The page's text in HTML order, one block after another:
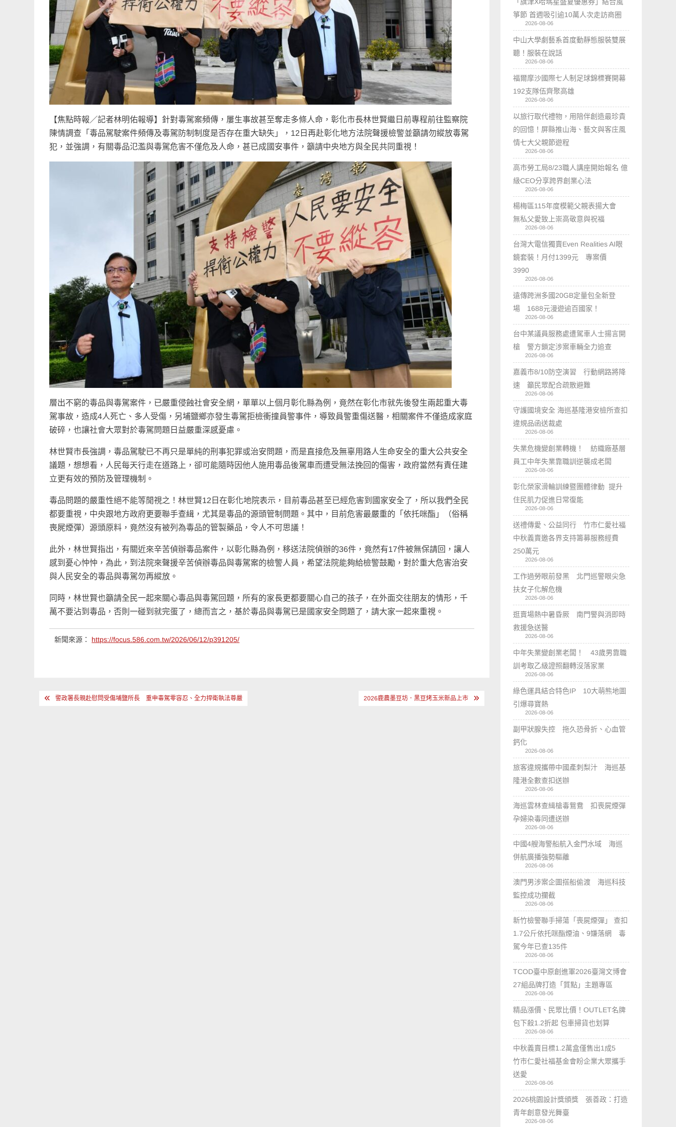
【焦點時報／記者林明佑報導】針對毒駕案頻傳，屢生事故甚至奪走多條人命，彰化市長林世賢繼日前專程前往監察院
陳情調查「毒品駕駛案件頻傳及毒駕防制制度是否存在重大缺失」，12日再赴彰化地方法院聲援檢警並籲請勿縱放毒駕
犯，並強調，有關毒品氾濫與毒駕危害不僅危及人命，甚已成國安事件，籲請中央地方與全民共同重視！
層出不窮的毒品與毒駕案件，已嚴重侵蝕社會安全網，單單以上個月彰化縣為例，竟然在彰化市就先後發生兩起重大毒
駕事故，造成4人死亡、多人受傷，另埔鹽鄉亦發生毒駕拒檢衝撞員警事件，導致員警重傷送醫，相關案件不僅造成家庭
破碎，也讓社會大眾對於毒駕問題日益嚴重深感憂慮。
林世賢市長強調，毒品駕駛已不再只是單純的刑事犯罪或治安問題，而是直接危及無辜用路人生命安全的重大公共安全
議題，想想看，人民每天行走在道路上，卻可能隨時因他人施用毒品後駕車而遭受無法挽回的傷害，政府當然有責任建
立更有效的預防及管理機制。
毒品問題的嚴重性絕不能等閒視之！林世賢12日在彰化地院表示，目前毒品甚至已經危害到國家安全了，所以我們全民
都要重視，中央跟地方政府更要聯手查緝，尤其是毒品的源頭管制問題。其中，目前危害最嚴重的「依托咪酯」（俗稱
喪屍煙彈）源頭原料，竟然沒有被列為毒品的管製藥品，令人不可思議！
此外，林世賢指出，有關近來辛苦偵辦毒品案件，以彰化縣為例，移送法院偵辦的36件，竟然有17件被無保請回，讓人
感到憂心忡忡，為此，到法院來聲援辛苦偵辦毒品與毒駕案的檢警人員，希望法院能夠給檢警鼓勵，對於重大危害治安
與人民安全的毒品與毒駕勿再縱放。
同時，林世賢也籲請全民一起來關心毒品與毒駕回題，所有的家長更都要關心自己的孩子，在外面交往朋友的情形，千
萬不要沾到毒品，否則一碰到就完蛋了，總而言之，基於毒品與毒駕已是國家安全問題了，請大家一起來重視。
新聞來源： https://focus.586.com.tw/2026/06/12/p391205/
文 警政署長親赴慰問受傷埔鹽所長 重申毒駕零容忍、全力捍衛執法尊嚴 2026鹿農墨豆坊．黑豆烤玉米新品上市
箏節 首週吸引逾10萬人次走訪商圈
2026-08-06
中山大學劇藝系首度動靜態服裝雙展
聽！服裝在說話
2026-08-06
福爾摩沙國際七人制足球錦標賽開幕
192支隊伍齊聚高雄
2026-08-06
以旅行取代禮物，用陪伴創造最珍貴
的回憶！屏縣推山海、藝文與客庄風
情七大父親節遊程
2026-08-06
高市勞工局8/23職人講座開始報名 億
級CEO分享跨界創業心法
2026-08-06
楊梅區115年度模範父親表揚大會
無私父愛致上崇高敬意與祝福
2026-08-06
台灣大電信獨賣Even Realities AI眼
鏡套裝！月付1399元 專案價
3990
2026-08-06
遠傳跨洲多國20GB定量包全新登
場 1688元漫遊逾百國家！
2026-08-06
台中某議員服務處遭駕車人士揚言開
槍 警方鎖定涉案車輛全力追查
2026-08-06
嘉義市8/10防空演習 行動網路將降
速 籲民眾配合疏散避難
2026-08-06
守護國境安全 海巡基隆港安檢所查扣
違規品函送裁處
2026-08-06
失業危機變創業轉機！ 紡織廠基層
員工中年失業靠職訓逆襲成老闆
2026-08-06
彰化榮家滑輪訓練暨團體律動 提升
住民肌力促進日常復能
2026-08-06
送禮傳愛、公益同行 竹市仁愛社福
中秋義賣邀各界支持籌募服務經費
250萬元
2026-08-06
工作過勞眼前發黑 北門巡警眼尖急
扶女子化解危機
2026-08-06
逛賣場熱中暑昏厥 南門警與消即時
救援急送醫
2026-08-06
中年失業變創業老闆！ 43歲男靠職
訓考取乙級證照翻轉沒落家業
2026-08-06
綠色運具結合特色IP 10大萌熊地圖
引爆尋寶熱
2026-08-06
副甲狀腺失控 拖久恐骨折、心血管
鈣化
2026-08-06
旅客違規攜帶中國產刺梨汁 海巡基
隆港全數查扣送辦
2026-08-06
海巡雲林查緝槍毒鴛鴦 扣喪屍煙彈
孕婦染毒同遭送辦
2026-08-06
中國4艘海警船航入金門水域 海巡
併航廣播強勢驅離
2026-08-06
澳門男涉案企圖搭船偷渡 海巡科技
監控成功攔截
2026-08-06
新竹檢警聯手掃蕩「喪屍煙彈」 查扣
1.7公斤依托咪酯煙油、9嫌落網 毒
駕今年已查135件
2026-08-06
TCOD臺中原創進軍2026臺灣文博會
27組品牌打造「質點」主題專區
2026-08-06
精品漲價、民眾比價！OUTLET名牌
包下殺1.2折起 包車掃貨也划算
2026-08-06
中秋義賣目標1.2萬盒僅售出1成5
竹市仁愛社福基金會盼企業大眾攜手
送愛
2026-08-06
2026桃園設計獎頒獎 張善政：打造
青年創意發光舞臺
2026-08-06